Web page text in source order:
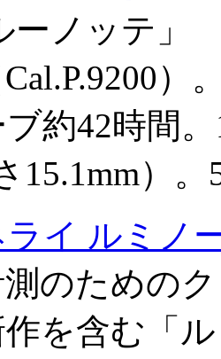
ノッテ」
）
ブ約42時間
15.1mm）。
イ ルミノ
のための
を含む「